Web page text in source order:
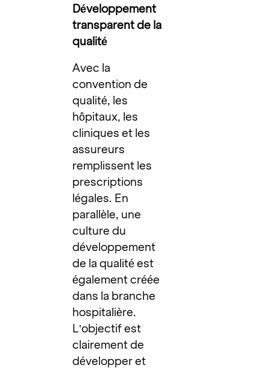
Développement
transparent de la
qualité
Avec la
convention de
qualité, les
hôpitaux, les
cliniques et les
assureurs
remplissent les
prescriptions
légales. En
parallèle, une
culture du
développement
de la qualité est
également créée
dans la branche
hospitalière.
L’objectif est
clairement de
développer et